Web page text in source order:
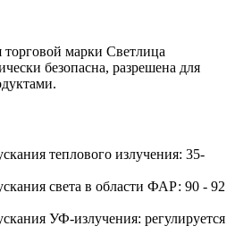
марки Светлица
безопасна, разрешена для
теплового излучения: 35-
света в области ФАР: 90 - 92
УФ-излучения: регулируется